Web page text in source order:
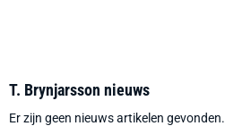
T. Brynjarsson nieuws
Er zijn geen nieuws artikelen gevonden.